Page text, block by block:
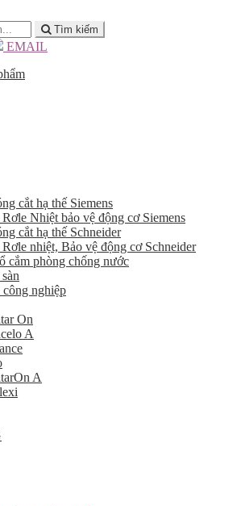
Tìm kiếm
EMAIL
cắt hạ thế Siemens
Nhiệt bảo vệ động cơ Siemens
cắt hạ thế Schneider
nhiệt, Bảo vệ động cơ Schneider
cắm phòng chống nước
công nghiệp
On
A
A